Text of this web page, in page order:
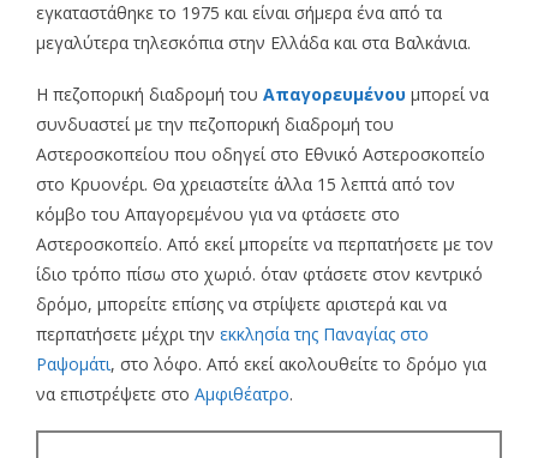
εγκαταστάθηκε το 1975 και είναι σήμερα ένα από τα
μεγαλύτερα τηλεσκόπια στην Ελλάδα και στα Βαλκάνια.
Η πεζοπορική διαδρομή του Απαγορευμένου μπορεί να
συνδυαστεί με την πεζοπορική διαδρομή του
Αστεροσκοπείου που οδηγεί στο Εθνικό Αστεροσκοπείο
στο Κρυονέρι. Θα χρειαστείτε άλλα 15 λεπτά από τον
κόμβο του Απαγορεμένου για να φτάσετε στο
Αστεροσκοπείο. Από εκεί μπορείτε να περπατήσετε με τον
ίδιο τρόπο πίσω στο χωριό. όταν φτάσετε στον κεντρικό
δρόμο, μπορείτε επίσης να στρίψετε αριστερά και να
περπατήσετε μέχρι την εκκλησία της Παναγίας στο
Ραψομάτι, στο λόφο. Από εκεί ακολουθείτε το δρόμο για
να επιστρέψετε στο Αμφιθέατρο.